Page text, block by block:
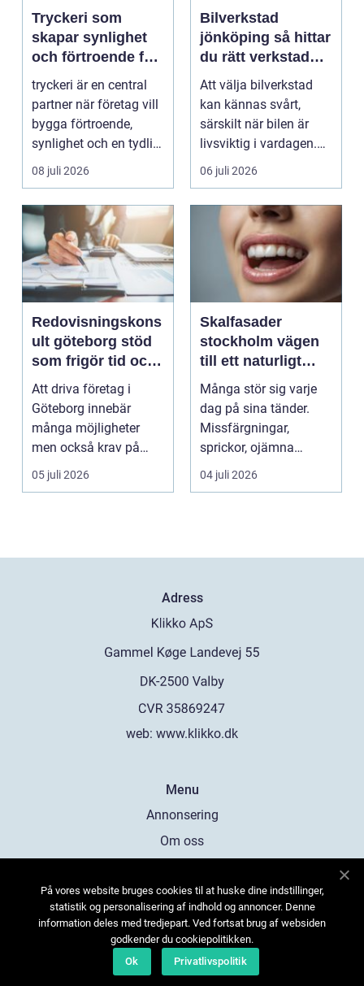
Tryckeri som
skapar synlighet
och förtroende för
ditt företag
tryckeri är en central
partner när företag vill
bygga förtroende,
synlighet och en tydlig
profil i a...
08 juli 2026
Bilverkstad
jönköping så hittar
du rätt verkstad
för din bil
Att välja bilverkstad
kan kännas svårt,
särskilt när bilen är
livsviktig i vardagen.
För många biläg...
06 juli 2026
Redovisningskons
ult göteborg stöd
som frigör tid och
skapar kontroll
Att driva företag i
Göteborg innebär
många möjligheter
men också krav på
ordning i ekonomin.
För må...
05 juli 2026
Skalfasader
stockholm vägen
till ett naturligt
vackert leende
Många stör sig varje
dag på sina tänder.
Missfärgningar,
sprickor, ojämna
kanter eller en sned
tandr...
04 juli 2026
Adress
web: www.klikko.dk
Menu
Annonsering
Om oss
Kontakta oss
Sitemap
På vores website bruges cookies til at huske dine indstillinger,
statistik og personalisering af indhold og annoncer. Denne
information deles med tredjepart. Ved fortsat brug af websiden
godkender du cookiepolitikken.
Ok
Privatlivspolitik